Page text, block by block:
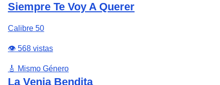
Siempre Te Voy A Querer
Calibre 50
👁️ 568 vistas
🎸 Mismo Género
La Venia Bendita